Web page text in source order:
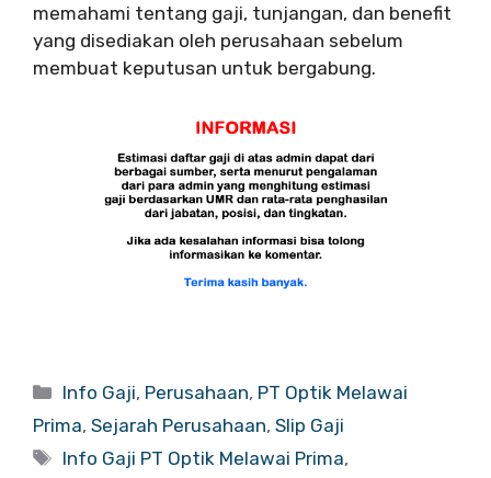
memahami tentang gaji, tunjangan, dan benefit
yang disediakan oleh perusahaan sebelum
membuat keputusan untuk bergabung.
Categories
Info Gaji, Perusahaan, PT Optik Melawai
Prima, Sejarah Perusahaan, Slip Gaji
Tags
Info Gaji PT Optik Melawai Prima,